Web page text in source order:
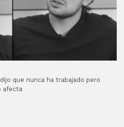
que nunca ha trabajado pero
afecta